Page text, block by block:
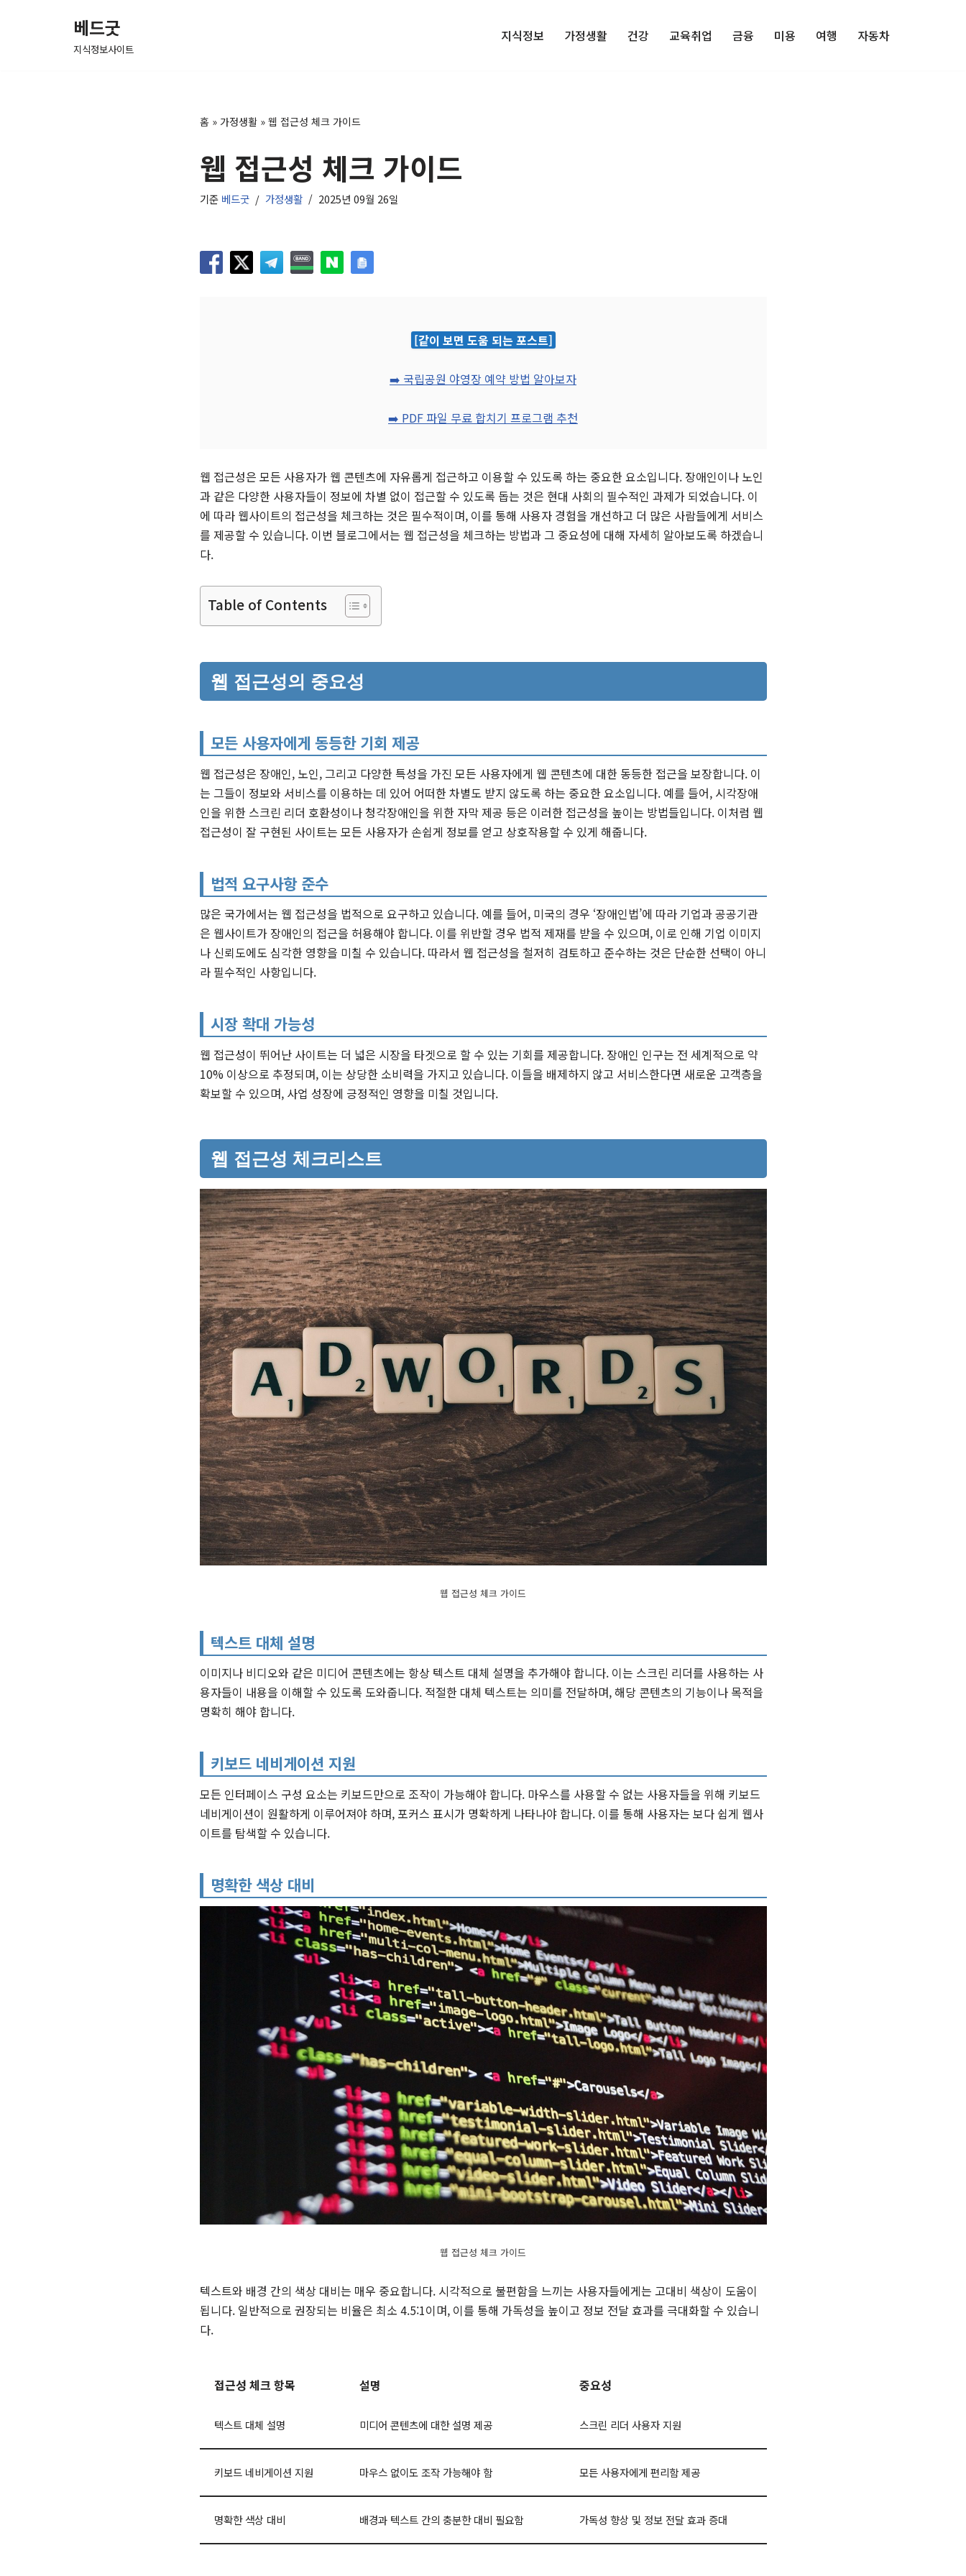
베드굿
지식정보사이트
지식정보 가정생활 건강 교육취업 금융 미용 여행 자동차
홈 » 가정생활» 웹 접근성 체크 가이드
웹 접근성 체크 가이드
기준 베드굿 가정생활 2025년 09월 26일
[같이 보면 도움 되는 포스트]
➡️ 국립공원 야영장 예약 방법 알아보자
➡️ PDF 파일 무료 합치기 프로그램 추천
웹 접근성은 모든 사용자가 웹 콘텐츠에 자유롭게 접근하고 이용할 수 있도록 하는 중요한 요소입니다. 장애인이나 노인
과 같은 다양한 사용자들이 정보에 차별 없이 접근할 수 있도록 돕는 것은 현대 사회의 필수적인 과제가 되었습니다. 이
에 따라 웹사이트의 접근성을 체크하는 것은 필수적이며, 이를 통해 사용자 경험을 개선하고 더 많은 사람들에게 서비스
를 제공할 수 있습니다. 이번 블로그에서는 웹 접근성을 체크하는 방법과 그 중요성에 대해 자세히 알아보도록 하겠습니
다.
Table of Contents
웹 접근성의 중요성
모든 사용자에게 동등한 기회 제공
웹 접근성은 장애인, 노인, 그리고 다양한 특성을 가진 모든 사용자에게 웹 콘텐츠에 대한 동등한 접근을 보장합니다. 이
는 그들이 정보와 서비스를 이용하는 데 있어 어떠한 차별도 받지 않도록 하는 중요한 요소입니다. 예를 들어, 시각장애
인을 위한 스크린 리더 호환성이나 청각장애인을 위한 자막 제공 등은 이러한 접근성을 높이는 방법들입니다. 이처럼 웹
접근성이 잘 구현된 사이트는 모든 사용자가 손쉽게 정보를 얻고 상호작용할 수 있게 해줍니다.
법적 요구사항 준수
많은 국가에서는 웹 접근성을 법적으로 요구하고 있습니다. 예를 들어, 미국의 경우 ‘장애인법’에 따라 기업과 공공기관
은 웹사이트가 장애인의 접근을 허용해야 합니다. 이를 위반할 경우 법적 제재를 받을 수 있으며, 이로 인해 기업 이미지
나 신뢰도에도 심각한 영향을 미칠 수 있습니다. 따라서 웹 접근성을 철저히 검토하고 준수하는 것은 단순한 선택이 아니
라 필수적인 사항입니다.
시장 확대 가능성
웹 접근성이 뛰어난 사이트는 더 넓은 시장을 타겟으로 할 수 있는 기회를 제공합니다. 장애인 인구는 전 세계적으로 약
10% 이상으로 추정되며, 이는 상당한 소비력을 가지고 있습니다. 이들을 배제하지 않고 서비스한다면 새로운 고객층을
확보할 수 있으며, 사업 성장에 긍정적인 영향을 미칠 것입니다.
웹 접근성 체크리스트
웹 접근성 체크 가이드
텍스트 대체 설명
이미지나 비디오와 같은 미디어 콘텐츠에는 항상 텍스트 대체 설명을 추가해야 합니다. 이는 스크린 리더를 사용하는 사
용자들이 내용을 이해할 수 있도록 도와줍니다. 적절한 대체 텍스트는 의미를 전달하며, 해당 콘텐츠의 기능이나 목적을
명확히 해야 합니다.
키보드 네비게이션 지원
모든 인터페이스 구성 요소는 키보드만으로 조작이 가능해야 합니다. 마우스를 사용할 수 없는 사용자들을 위해 키보드
네비게이션이 원활하게 이루어져야 하며, 포커스 표시가 명확하게 나타나야 합니다. 이를 통해 사용자는 보다 쉽게 웹사
이트를 탐색할 수 있습니다.
명확한 색상 대비
웹 접근성 체크 가이드
텍스트와 배경 간의 색상 대비는 매우 중요합니다. 시각적으로 불편함을 느끼는 사용자들에게는 고대비 색상이 도움이
됩니다. 일반적으로 권장되는 비율은 최소 4.5:1이며, 이를 통해 가독성을 높이고 정보 전달 효과를 극대화할 수 있습니
다.
접근성 체크 항목 설명 중요성
텍스트 대체 설명 미디어 콘텐츠에 대한 설명 제공 스크린 리더 사용자 지원
키보드 네비게이션 지원 마우스 없이도 조작 가능해야 함 모든 사용자에게 편리함 제공
명확한 색상 대비 배경과 텍스트 간의 충분한 대비 필요함 가독성 향상 및 정보 전달 효과 증대